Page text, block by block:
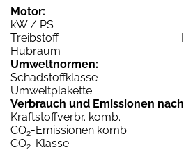
Motor:
kW / PS
Treibstoff
Hubraum
Umweltnormen:
Schadstoffklasse
Umweltplakette
Verbrauch und Emissionen nach
Kraftstoffverbr. komb.
CO2-Emissionen komb.
CO2-Klasse